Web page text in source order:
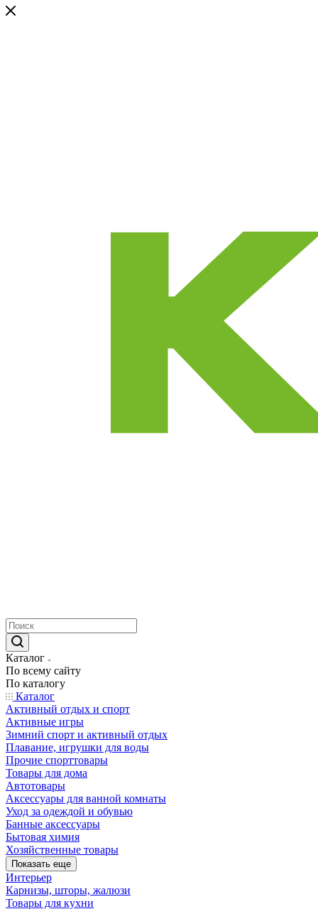
Каталог
По всему сайту
По каталогу
Каталог
Активный отдых и спорт
Активные игры
Зимний спорт и активный отдых
Плавание, игрушки для воды
Прочие спорттовары
Товары для дома
Автотовары
Аксессуары для ванной комнаты
Уход за одеждой и обувью
Банные аксессуары
Бытовая химия
Хозяйственные товары
Показать еще
Интерьер
Карнизы, шторы, жалюзи
Товары для кухни